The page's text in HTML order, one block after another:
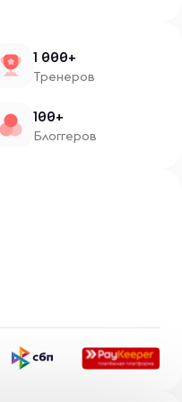
1 000+
Тренеров
100+
Блоггеров